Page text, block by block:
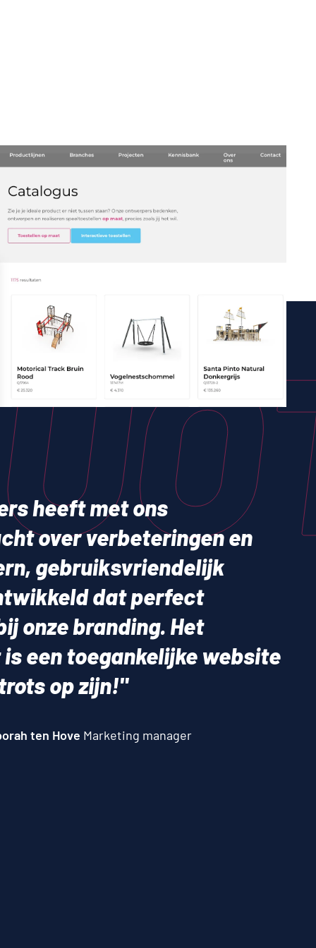
ten Hove Marketing manager
heeft met ons
over verbeteringen en
gebruiksvriendelijk
dat perfect
onze branding. Het
een toegankelijke website
op zijn!"